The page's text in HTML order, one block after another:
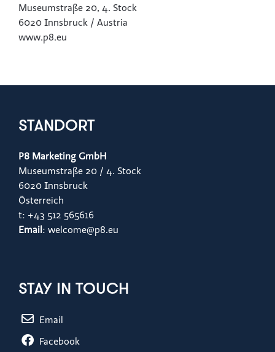
Museumstraße 20, 4. Stock
6020 Innsbruck / Austria
www.p8.eu
STANDORT
P8 Marketing GmbH
Museumstraße 20 / 4. Stock
6020 Innsbruck
Österreich
t: +43 512 565616
Email : welcome@p8.eu
STAY IN TOUCH
Email
Facebook